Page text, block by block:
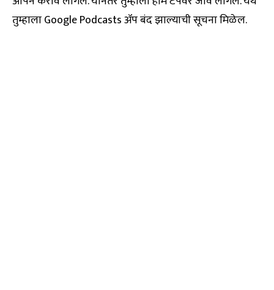
तुम्हाला Google Podcasts ॲप बंद झाल्याची सूचना मिळेल.